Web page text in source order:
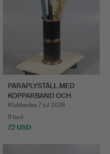
PARAPLYSTÄLL MED
KOPPARBAND OCH
INNEHÅLL.
Klubbades 7 jul 2026
9 bud
72 USD